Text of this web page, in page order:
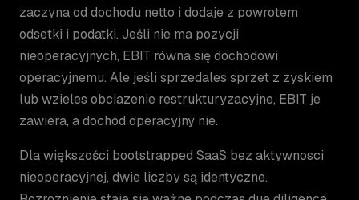
zaczyna od dochodu netto i dodaje z powrotem
odsetki i podatki. Jeśli nie ma pozycji
nieoperacyjnych, EBIT równa się dochodowi
operacyjnemu. Ale jeśli sprzedales sprzet z zyskiem
lub wzieles obciazenie restrukturyzacyjne, EBIT je
zawiera, a dochód operacyjny nie.
Dla większości bootstrapped SaaS bez aktywnosci
nieoperacyjnej, dwie liczby są identyczne.